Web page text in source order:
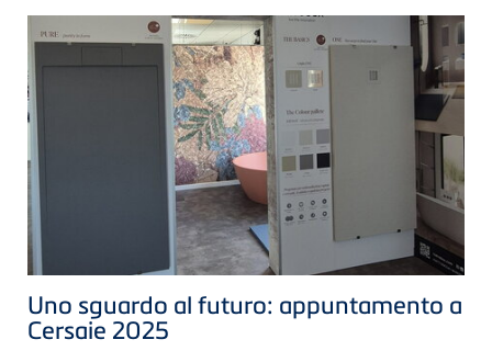
Uno sguardo al futuro: appuntamento a
Cersaie 2025